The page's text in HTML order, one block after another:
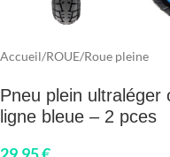
Accueil/ROUE/Roue pleine
Pneu plein
ligne bleue – 2 pces